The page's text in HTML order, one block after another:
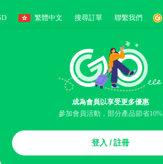
繁體中文 搜尋訂單 聯繫我們
成為會員以享受更多優惠
參加會員活動，部分產品節省10%
登入 / 註冊
人數
字
搜索
行李寄存服務 免費取消 民宿 泊車場